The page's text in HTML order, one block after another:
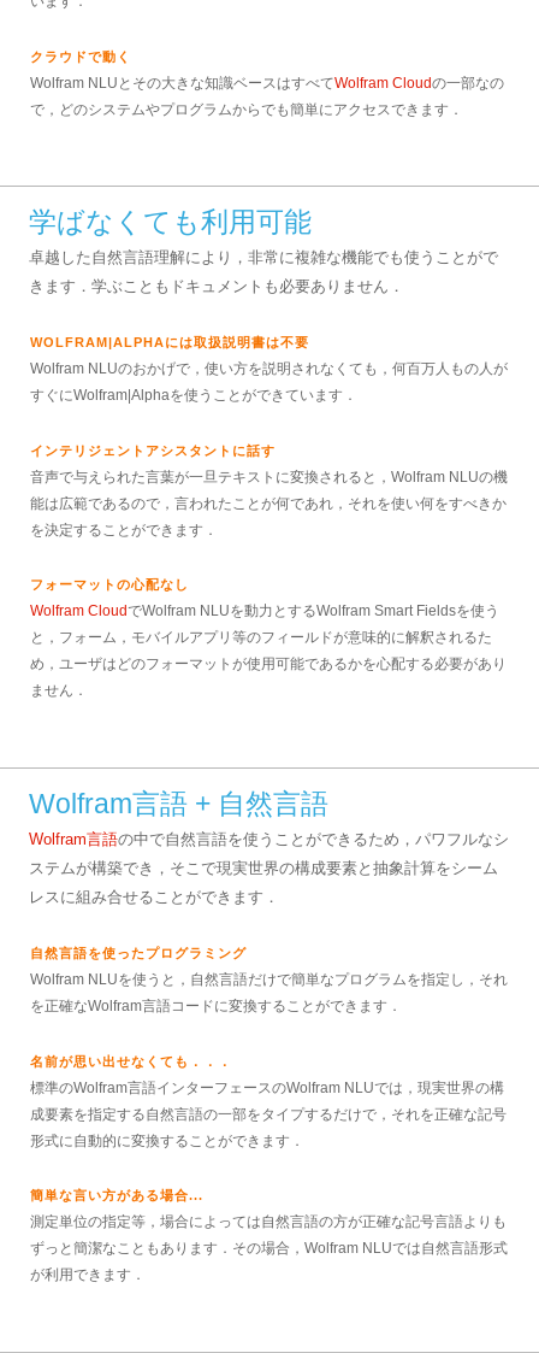
クラウドで動く
Wolfram NLUとその大きな知識ベースはすべてWolfram Cloudの一部なの
で，どのシステムやプログラムからでも簡単にアクセスできます．
学ばなくても利用可能
卓越した自然言語理解により，非常に複雑な機能でも使うことがで
きます．学ぶこともドキュメントも必要ありません．
WOLFRAM|ALPHAには取扱説明書は不要
Wolfram NLUのおかげで，使い方を説明されなくても，何百万人もの人が
すぐにWolfram|Alphaを使うことができています．
インテリジェントアシスタントに話す
音声で与えられた言葉が一旦テキストに変換されると，Wolfram NLUの機
能は広範であるので，言われたことが何であれ，それを使い何をすべきか
を決定することができます．
フォーマットの心配なし
Wolfram CloudでWolfram NLUを動力とするWolfram Smart Fieldsを使う
と，フォーム，モバイルアプリ等のフィールドが意味的に解釈されるた
め，ユーザはどのフォーマットが使用可能であるかを心配する必要があり
ません．
Wolfram言語 + 自然言語
Wolfram言語の中で自然言語を使うことができるため，パワフルなシ
ステムが構築でき，そこで現実世界の構成要素と抽象計算をシーム
レスに組み合せることができます．
自然言語を使ったプログラミング
Wolfram NLUを使うと，自然言語だけで簡単なプログラムを指定し，それ
を正確なWolfram言語コードに変換することができます．
名前が思い出せなくても．．．
標準のWolfram言語インターフェースのWolfram NLUでは，現実世界の構
成要素を指定する自然言語の一部をタイプするだけで，それを正確な記号
形式に自動的に変換することができます．
簡単な言い方がある場合...
測定単位の指定等，場合によっては自然言語の方が正確な記号言語よりも
ずっと簡潔なこともあります．その場合，Wolfram NLUでは自然言語形式
が利用できます．